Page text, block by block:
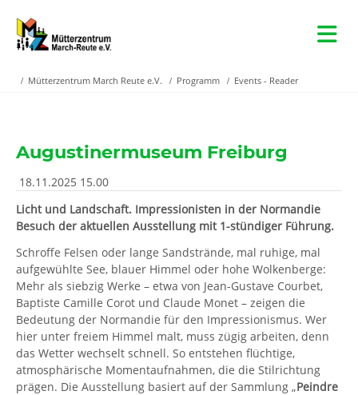
Mütterzentrum March Reute e.V. Programm Events - Reader
Augustinermuseum Freiburg
18.11.2025 15.00
Licht und Landschaft. Impressionisten in der Normandie
Besuch der aktuellen Ausstellung mit 1-stündiger Führung.
Schroffe Felsen oder lange Sandstrände, mal ruhige, mal
aufgewühlte See, blauer Himmel oder hohe Wolkenberge:
Mehr als siebzig Werke – etwa von Jean-Gustave Courbet,
Baptiste Camille Corot und Claude Monet – zeigen die
Bedeutung der Normandie für den Impressionismus. Wer
hier unter freiem Himmel malt, muss zügig arbeiten, denn
das Wetter wechselt schnell. So entstehen flüchtige,
atmosphärische Momentaufnahmen, die die Stilrichtung
prägen. Die Ausstellung basiert auf der Sammlung „Peindre